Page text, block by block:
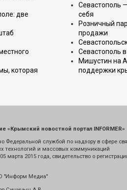
две
которая
Севастополь
себя
Розничный
продажи
Севастополь
Мишустин на
поддержки
«Крымский новостной портал INFORMER»
Федеральной службой по надзору в сфере
технологий и массовых коммуникаций
марта 2015 года, свидетельство о
"Информ Медиа"